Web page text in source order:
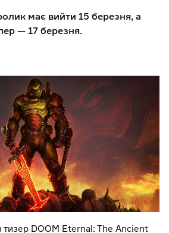
має вийти 15 березня, а
— 17 березня.
DOOM Eternal: The Ancient